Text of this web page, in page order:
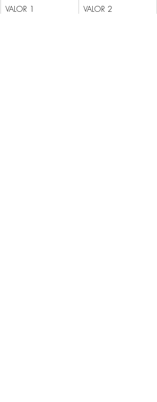
VALOR 1 ​VALOR 2